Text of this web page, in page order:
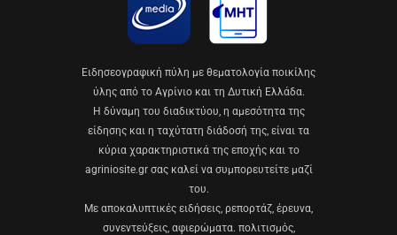
Eιδησεογραφική πύλη με θεματολογία ποικίλης
ύλης από το Αγρίνιο και τη Δυτική Ελλάδα.
Η δύναμη του διαδικτύου, η αμεσότητα της
είδησης και η ταχύτατη διάδοσή της, είναι τα
κύρια χαρακτηριστικά της εποχής και το
agriniosite.gr σας καλεί να συμπορευτείτε μαζί
του.
Με αποκαλυπτικές ειδήσεις, ρεπορτάζ, έρευνα,
συνεντεύξεις, αφιερώματα. πολιτισμός,